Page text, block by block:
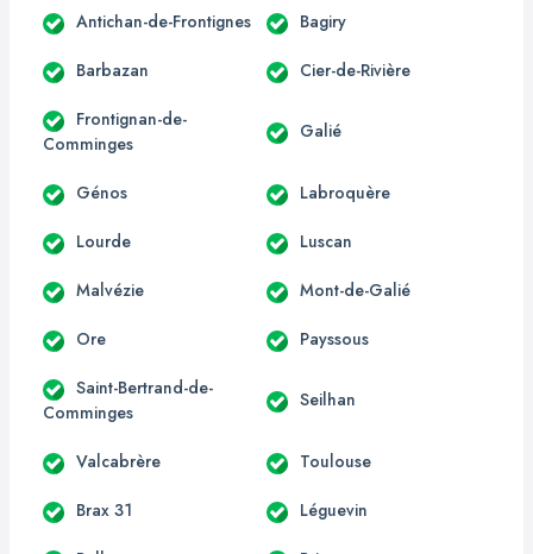
Antichan-de-Frontignes Bagiry
Barbazan Cier-de-Rivière
Frontignan-de-
Comminges
Galié
Génos Labroquère
Lourde Luscan
Malvézie Mont-de-Galié
Ore Payssous
Saint-Bertrand-de-
Comminges
Seilhan
Valcabrère Toulouse
Brax 31 Léguevin